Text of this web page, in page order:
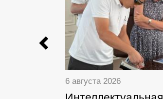
Previous
6 августа 2026